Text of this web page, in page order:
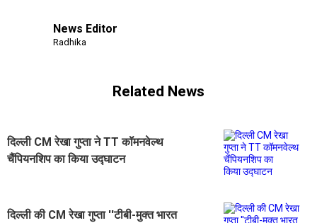
News Editor
Radhika
Related News
दिल्ली CM रेखा गुप्ता ने TT कॉमनवेल्थ
चैंपियनशिप का किया उद्घाटन
दिल्ली की CM रेखा गुप्ता ''टीबी-मुक्त भारत